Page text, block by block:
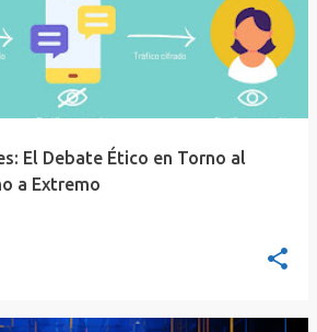
El Debate Ético en Torno al
a Extremo